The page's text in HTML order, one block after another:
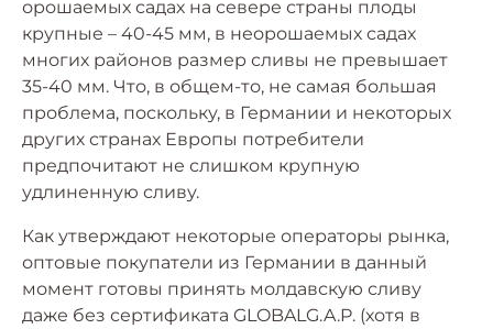
орошаемых садах на севере страны плоды
крупные – 40-45 мм, в неорошаемых садах
многих районов размер сливы не превышает
35-40 мм. Что, в общем-то, не самая большая
проблема, поскольку, в Германии и некоторых
других странах Европы потребители
предпочитают не слишком крупную
удлиненную сливу.
Как утверждают некоторые операторы рынка,
оптовые покупатели из Германии в данный
момент готовы принять молдавскую сливу
даже без сертификата GLOBALG.A.P. (хотя в